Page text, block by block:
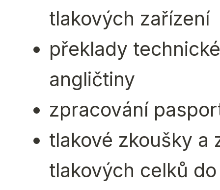
tlakových zařízení
překlady
angličtiny
zpracování
tlakové zkoušky a
tlakových celků